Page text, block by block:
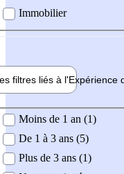
Immobilier
filtres liés à l'Expérience
demandée
Moins de 1 an (1)
De 1 à 3 ans (5)
Plus de 3 ans (1)